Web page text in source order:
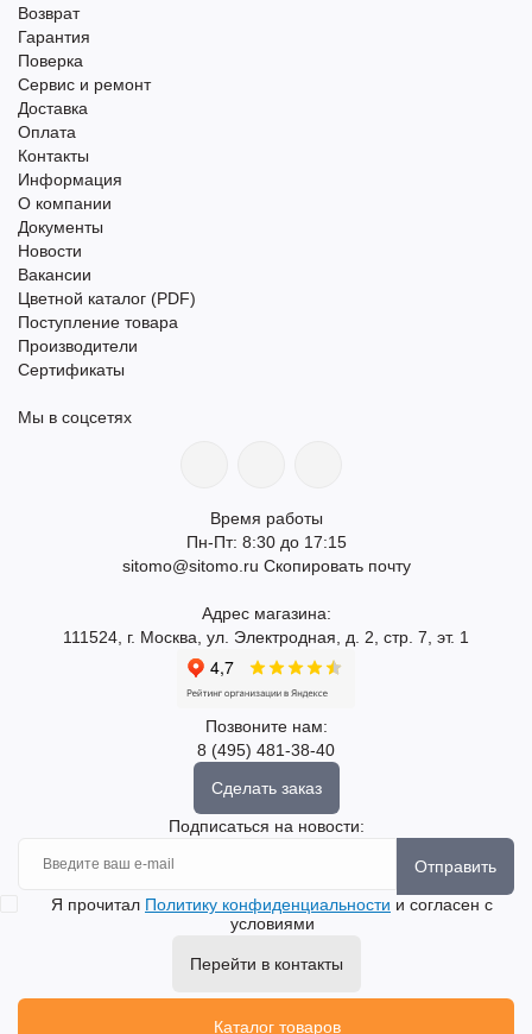
Возврат
Гарантия
Поверка
Сервис и ремонт
Доставка
Оплата
Контакты
Информация
О компании
Документы
Новости
Вакансии
Цветной каталог (PDF)
Поступление товара
Производители
Сертификаты
Мы в соцсетях
Время работы
Пн-Пт: 8:30 до 17:15
sitomo@sitomo.ru Скопировать почту
Адрес магазина:
111524, г. Москва, ул. Электродная, д. 2, стр. 7, эт. 1
Позвоните нам:
8 (495) 481-38-40
Сделать заказ
Подписаться на новости:
Отправить
Я прочитал Политику конфиденциальности и согласен с
условиями
Перейти в контакты
Каталог товаров